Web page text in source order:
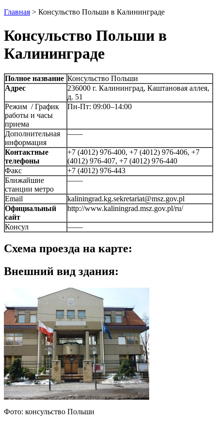
Главная > Консульство Польши в Калининграде
Консульство Польши в
Калининграде
Полное название Консульство Польши
Адрес
236000 г. Калининград, Каштановая аллея,
д. 51
Режим / График
работы и часы
приема
Пн-Пт: 09:00–14:00
Дополнительная
информация
——
Контактные
телефоны
+7 (4012) 976-400, +7 (4012) 976-406, +7
(4012) 976-407, +7 (4012) 976-440
Факс
+7 (4012) 976-443
Ближайшие
станции метро
——
Email
kaliningrad.kg.sekretariat@msz.gov.pl
Официальный
сайт
http://www.kaliningrad.msz.gov.pl/ru/
Консул ——
Схема проезда на карте:
Внешний вид здания:
Фото: консульство Польши